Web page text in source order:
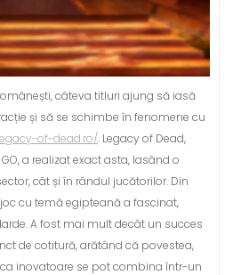
câteva titluri ajung să iasă
și să se schimbe în fenomene cu
of-dead.ro/. Legacy of Dead,
a realizat exact asta, lasând o
cât și în rândul jucătorilor. Din
cu temă egipteană a fascinat,
A fost mai mult decât un succes
de cotitură, arătând că povestea,
inovatoare se pot combina într-un